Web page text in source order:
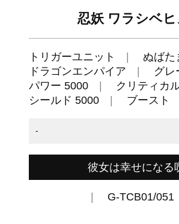
忍妖 ワラシベヒ
トリガーユニット ぬばた
ドラゴンエンパイア
グレ
パワー 5000
クリティカ
シールド 5000
ブースト
-
彼女は幸せになる
G-TCB01/051